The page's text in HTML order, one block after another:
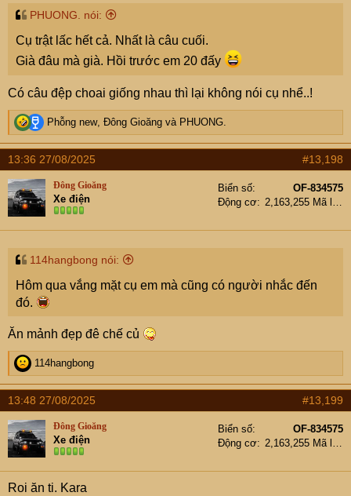
PHUONG. nói:
Cụ trật lấc hết cả. Nhất là câu cuối.
Già đâu mà già. Hồi trước em 20 đấy
Có câu đệp choai giống nhau thì lại không nói cụ nhể..!
R
e
a
c
s
Phỗng new, Đông Gioăng và PHUONG.
13:36 27/08/2025 #13,198
Đông Gioăng
Xe điện
Biển số
OF-834575
Động cơ
114hangbong nói:
Hôm qua vắng mặt cụ em mà cũng có người nhắc đến
đó.
Ăn mảnh đẹp đê chế củ
R
e
a
c
t
i
o
n
s
:
114hangbong
13:48 27/08/2025 #13,199
Đông Gioăng
Xe điện
Biển số
OF-834575
Động cơ
Roi ăn ti. Kara